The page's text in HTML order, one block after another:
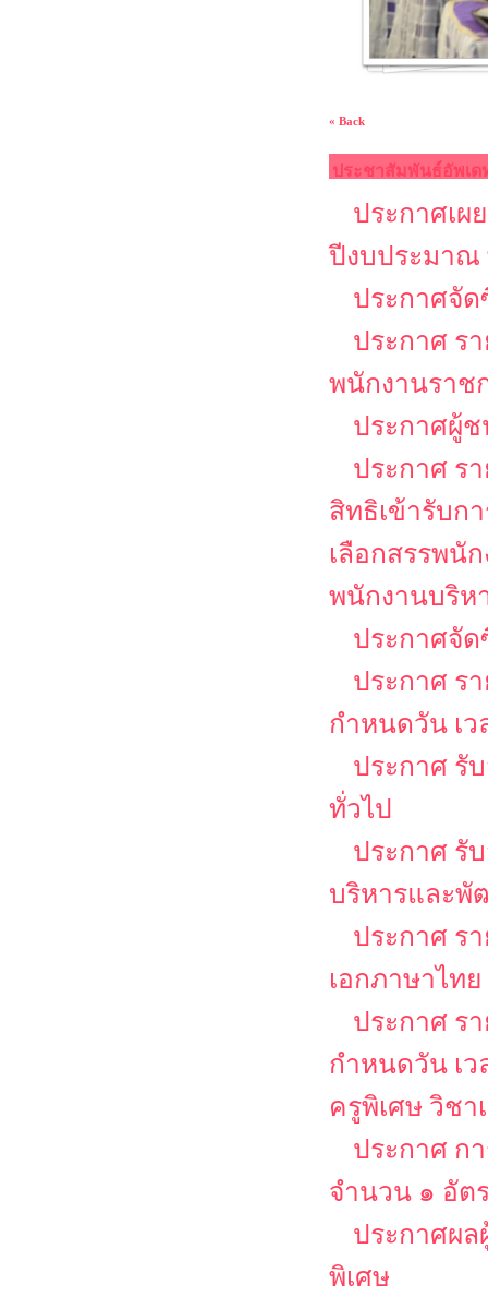
« Back
ประชาสัมพันธ์อัพเด
ประกาศเผ
ปีงบประมาณ
ประกาศจัด
ประกาศ ร
พนักงานราช
ประกาศผู้ช
ประกาศ ร
สิทธิเข้ารับก
เลือกสรรพนั
พนักงานบริห
ประกาศจัด
ประกาศ ร
กำหนดวัน เว
ประกาศ รั
ทั่วไป
ประกาศ รั
บริหารและพั
ประกาศ ร
เอกภาษาไทย
ประกาศ ร
กำหนดวัน เ
ครูพิเศษ วิชา
ประกาศ ก
จำนวน ๑ อัต
ประกาศผ
พิเศษ